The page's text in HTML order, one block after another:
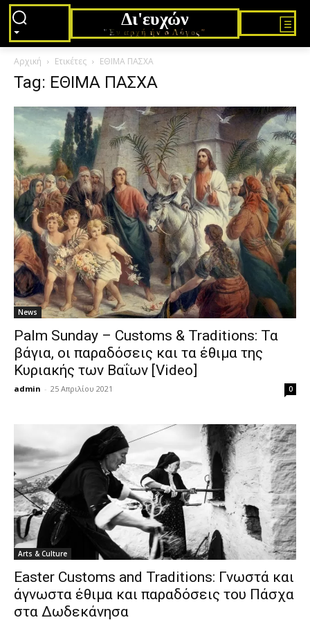
Δι'ευχών
"Εν αρχή ήν ο Λόγος"
Αρχική Ετικέτες ΕΘΙΜΑ ΠΑΣΧΑ
Tag: ΕΘΙΜΑ ΠΑΣΧΑ
News
Palm Sunday – Customs & Traditions: Τα
βάγια, οι παραδόσεις και τα έθιμα της
Κυριακής των Βαΐων [Video]
admin - 25 Απριλίου 2021 0
Arts & Culture
Easter Customs and Traditions: Γνωστά και
άγνωστα έθιμα και παραδόσεις του Πάσχα
στα Δωδεκάνησα